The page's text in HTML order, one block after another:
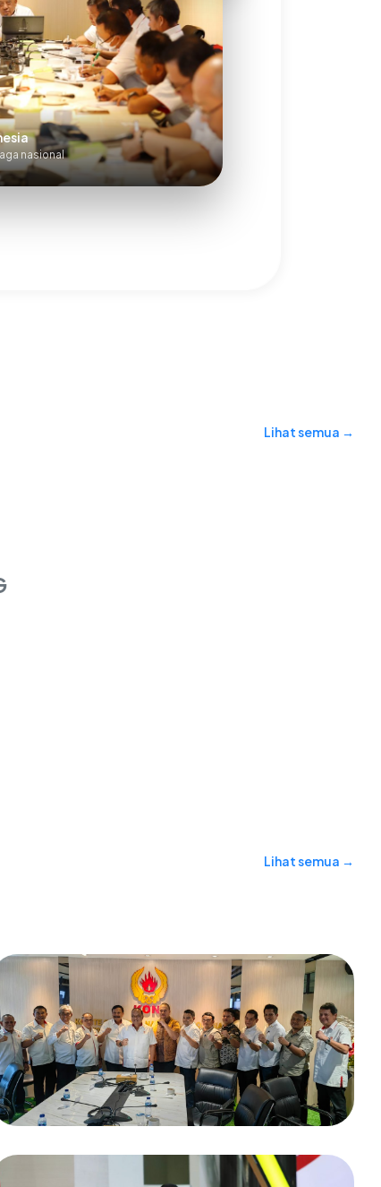
nasional
Lihat semua →
Lihat semua →